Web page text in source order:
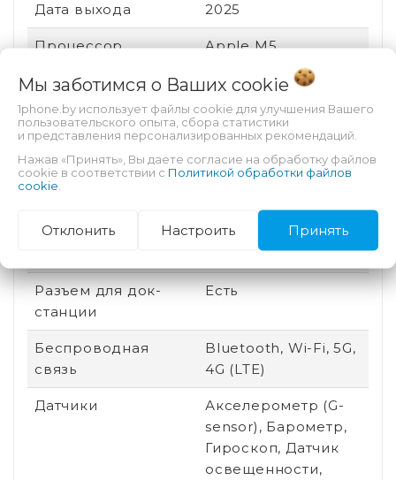
Дата выхода 2025
Процессор Apple M5
Тип SIM-карты eSIM
Графический
процессор
Apple M5 GPU
Особенности
Автофокус,
Назначение
Для видео, Для игр,
Для работы
Разъем для док-
станции
Есть
Беспроводная
связь
Bluetooth, Wi-Fi, 5G,
4G (LTE)
Датчики
Акселерометр (G-
sensor), Барометр,
Гироскоп, Датчик
освещенности,
Мы заботимся о Ваших cookie
1phone.by использует файлы cookie для улучшения Вашего
пользовательского опыта, сбора статистики
и представления персонализированных рекомендаций.
Нажав «Принять», Вы даете согласие на обработку файлов
cookie в соответствии с Политикой обработки файлов
cookie
Отклонить Настроить Принять